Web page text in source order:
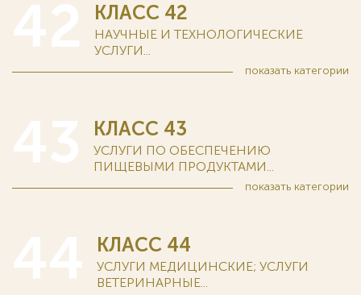
КЛАСС 42
НАУЧНЫЕ И ТЕХНОЛОГИЧЕСКИЕ
УСЛУГИ...
показать категории
КЛАСС 43
УСЛУГИ ПО ОБЕСПЕЧЕНИЮ
ПИЩЕВЫМИ ПРОДУКТАМИ...
показать категории
КЛАСС 44
УСЛУГИ МЕДИЦИНСКИЕ; УСЛУГИ
ВЕТЕРИНАРНЫЕ...